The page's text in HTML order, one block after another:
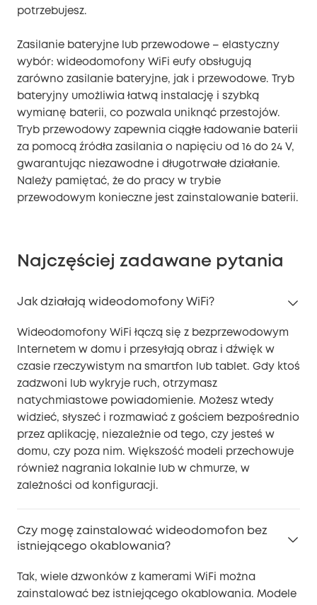
potrzebujesz.
Zasilanie bateryjne lub przewodowe – elastyczny
wybór: wideodomofony WiFi eufy obsługują
zarówno zasilanie bateryjne, jak i przewodowe. Tryb
bateryjny umożliwia łatwą instalację i szybką
wymianę baterii, co pozwala uniknąć przestojów.
Tryb przewodowy zapewnia ciągłe ładowanie baterii
za pomocą źródła zasilania o napięciu od 16 do 24 V,
gwarantując niezawodne i długotrwałe działanie.
Należy pamiętać, że do pracy w trybie
przewodowym konieczne jest zainstalowanie baterii.
Najczęściej zadawane pytania
Jak działają wideodomofony WiFi?
Wideodomofony WiFi łączą się z bezprzewodowym
Internetem w domu i przesyłają obraz i dźwięk w
czasie rzeczywistym na smartfon lub tablet. Gdy ktoś
zadzwoni lub wykryje ruch, otrzymasz
natychmiastowe powiadomienie. Możesz wtedy
widzieć, słyszeć i rozmawiać z gościem bezpośrednio
przez aplikację, niezależnie od tego, czy jesteś w
domu, czy poza nim. Większość modeli przechowuje
również nagrania lokalnie lub w chmurze, w
zależności od konfiguracji.
Czy mogę zainstalować wideodomofon bez
istniejącego okablowania?
Tak, wiele dzwonków z kamerami WiFi można
zainstalować bez istniejącego okablowania. Modele